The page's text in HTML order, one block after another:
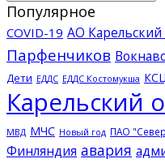
Популярное
COVID-19 АО
Парфенчиков
Дети ЕДДС ЕДДС Костомукша
Карельский
МВД МЧС Новый год ПАО
Финляндия авария